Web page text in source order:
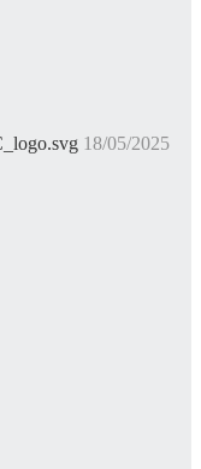
18/05/2025